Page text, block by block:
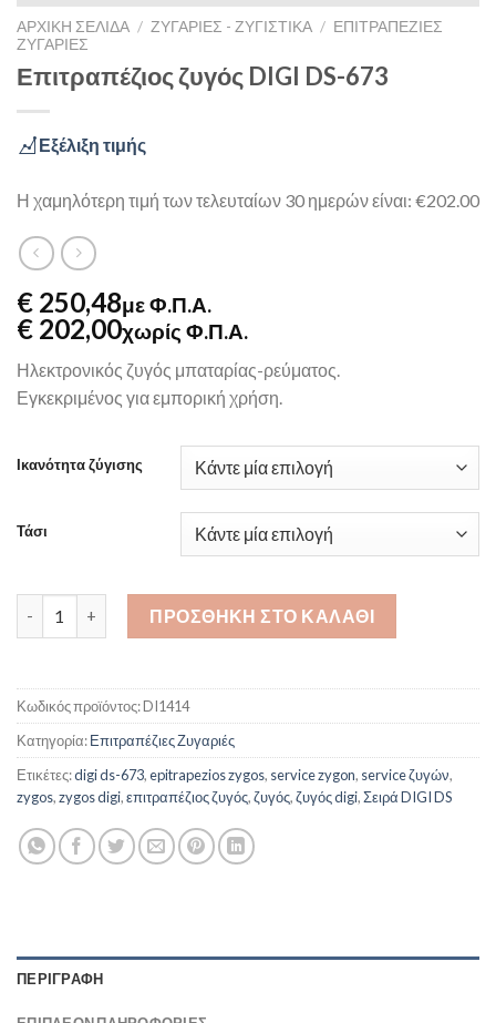
ΑΡΧΙΚΉ ΣΕΛΊΔΑ / ΖΥΓΑΡΙΈΣ - ΖΥΓΙΣΤΙΚΆ / ΕΠΙΤΡΑΠΈΖΙΕΣ
ΖΥΓΑΡΙΈΣ
Επιτραπέζιος ζυγός DIGI DS-673
Εξέλιξη τιμής
Η χαμηλότερη τιμή των τελευταίων 30 ημερών είναι: €202.00
€ 250,48με Φ.Π.Α.
€ 202,00χωρίς Φ.Π.Α.
Ηλεκτρονικός ζυγός μπαταρίας-ρεύματος.
Εγκεκριμένος για εμπορική χρήση.
Ικανότητα ζύγισης
Τάσι
Επιτραπέζιος ζυγός DIGI DS-673 ποσότητα
ΠΡΟΣΘΉΚΗ ΣΤΟ ΚΑΛΆΘΙ
Κωδικός προϊόντος:DI1414
Κατηγορία:Επιτραπέζιες Ζυγαριές
Ετικέτες:digi ds-673,epitrapezios zygos, service zygon, service ζυγών,
zygos,zygos digi,επιτραπέζιος ζυγός,ζυγός,ζυγός digi,Σειρά DIGI DS
ΠΕΡΙΓΡΑΦΉ